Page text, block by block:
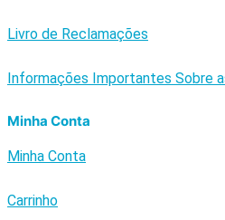
Livro de Reclamações
Informações Importantes Sobre
Minha Conta
Minha Conta
Carrinho